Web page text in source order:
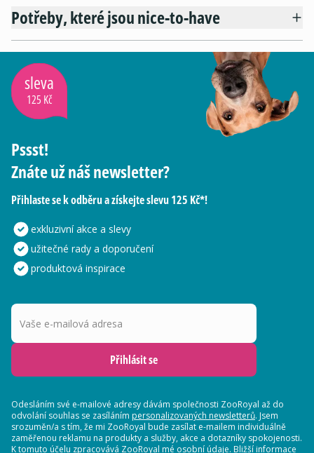
Potřeby, které jsou nice-to-have
sleva
125 Kč
Pssst!
Znáte už náš newsletter?
Přihlaste se k odběru a získejte slevu 125 Kč*!
exkluzivní akce a slevy
užitečné rady a doporučení
produktová inspirace
Vaše e-mailová adresa
Přihlásit se
Odesláním své e-mailové adresy dávám společnosti ZooRoyal až do
odvolání souhlas se zasíláním personalizovaných newsletterů. Jsem
srozuměn/a s tím, že mi ZooRoyal bude zasílat e-mailem individuálně
zaměřenou reklamu na produkty a služby, akce a dotazníky spokojenosti.
K tomuto účelu zpracovává ZooRoyal mé osobní údaje. Bližší informace